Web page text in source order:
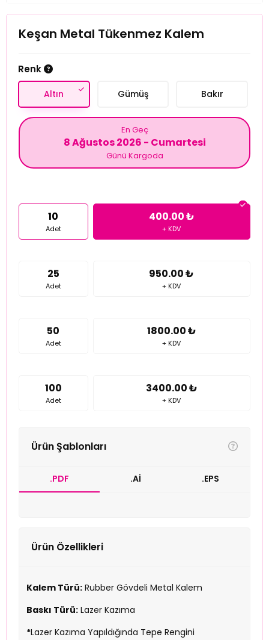
Keşan Metal Tükenmez Kalem
Renk
Altın Gümüş Bakır
En Geç
8 Ağustos 2026 - Cumartesi
Günü Kargoda
10
Adet
400.00 ₺
+ KDV
25
Adet
950.00 ₺
+ KDV
50
Adet
1800.00 ₺
+ KDV
100
Adet
3400.00 ₺
+ KDV
Ürün Şablonları
.PDF .Aİ .EPS
Ürün Özellikleri
Kalem Türü: Rubber Gövdeli Metal Kalem
Baskı Türü: Lazer Kazıma
*Lazer Kazıma Yapıldığında Tepe Rengini